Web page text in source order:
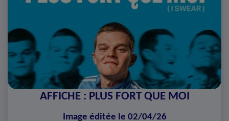
AFFICHE : PLUS FORT QUE MOI
Image éditée le 02/04/26